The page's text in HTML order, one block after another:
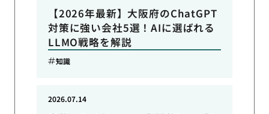
【2026年最新】大阪府のChatGPT
対策に強い会社5選！AIに選ばれる
LLMO戦略を解説
知識
2026.07.14